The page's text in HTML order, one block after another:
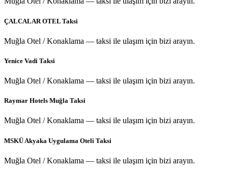
ÇALCALAR OTEL Taksi
Muğla Otel / Konaklama — taksi ile ulaşım için bizi arayın.
Yenice Vadi Taksi
Muğla Otel / Konaklama — taksi ile ulaşım için bizi arayın.
Raymar Hotels Muğla Taksi
Muğla Otel / Konaklama — taksi ile ulaşım için bizi arayın.
MSKÜ Akyaka Uygulama Oteli Taksi
Muğla Otel / Konaklama — taksi ile ulaşım için bizi arayın.